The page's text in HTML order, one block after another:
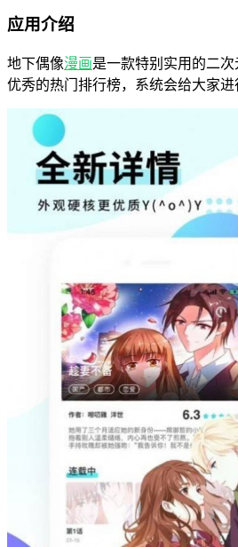
应用介绍
地下偶像漫画是一款特别实用的二次
优秀的热门排行榜，系统会给大家进